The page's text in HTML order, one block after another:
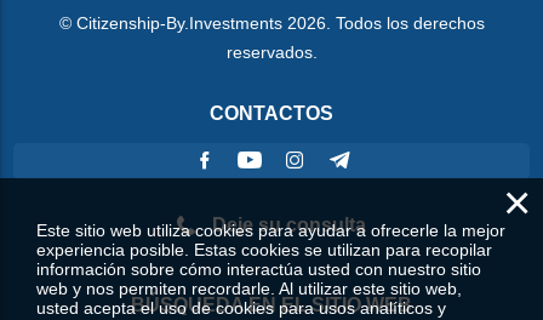
© Citizenship-By.Investments 2026. Todos los derechos
reservados.
CONTACTOS
Deje su consulta
BÚSQUEDA EN EL SITIO WEB
×
Este sitio web utiliza cookies para ayudar a ofrecerle la mejor
experiencia posible. Estas cookies se utilizan para recopilar
información sobre cómo interactúa usted con nuestro sitio
web y nos permiten recordarle. Al utilizar este sitio web,
usted acepta el uso de cookies para usos analíticos y